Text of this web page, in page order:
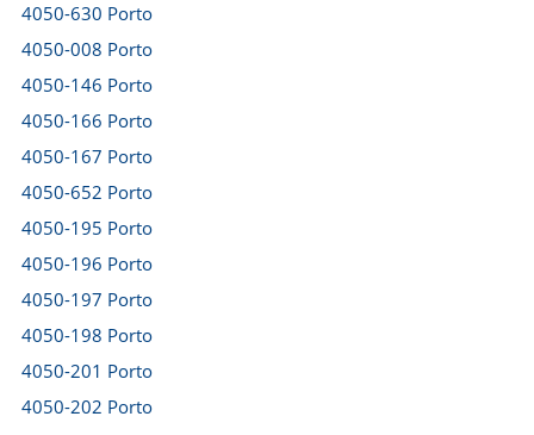
4050-630 Porto
4050-008 Porto
4050-146 Porto
4050-166 Porto
4050-167 Porto
4050-652 Porto
4050-195 Porto
4050-196 Porto
4050-197 Porto
4050-198 Porto
4050-201 Porto
4050-202 Porto